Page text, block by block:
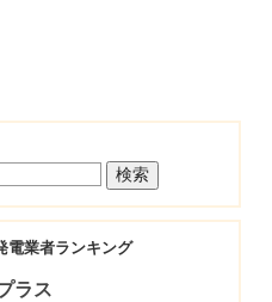
電業者ランキング
ラス